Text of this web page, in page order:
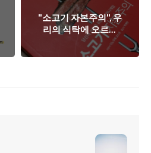
"소고기 자본주의", 우
리의 식탁에 오르는
소고기의 비밀